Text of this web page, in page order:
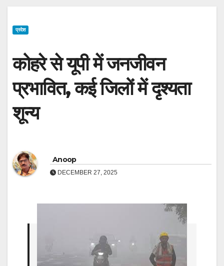
प्रदेश
कोहरे से यूपी में जनजीवन
प्रभावित, कई जिलों में दृश्यता
शून्य
Anoop
DECEMBER 27, 2025